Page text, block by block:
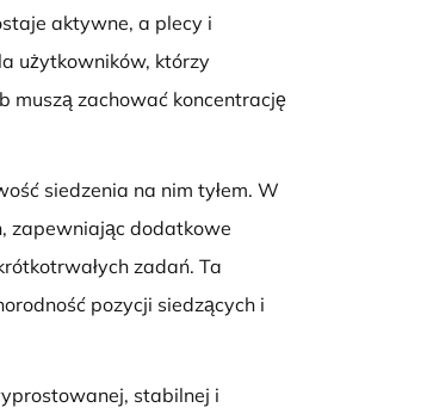
aktywne, a plecy i
użytkowników, którzy
muszą zachować koncentrację
siedzenia na nim tyłem. W
zapewniając dodatkowe
zadań. Ta
pozycji siedzących i
stabilnej i